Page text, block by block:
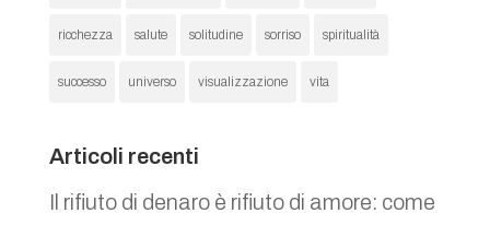
ricchezza salute solitudine sorriso spiritualità
successo universo visualizzazione vita
Articoli recenti
Il rifiuto di denaro è rifiuto di amore: come